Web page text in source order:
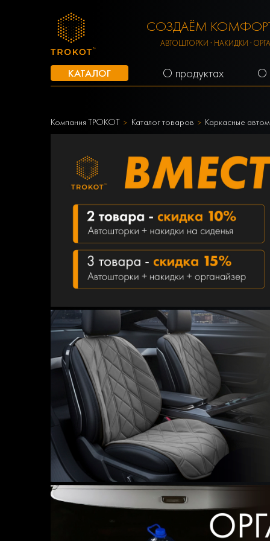
СОЗДАЁМ
АВТОШТОРКИ · НАКИДКИ ·
КАТАЛОГ О продуктах О
Компания ТРОКОТ Каталог товаров Каркасные